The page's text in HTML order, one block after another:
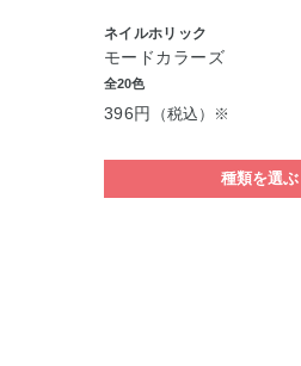
ネイルホリック
モードカラーズ
全20色
396円 （税込）※
種類を選ぶ